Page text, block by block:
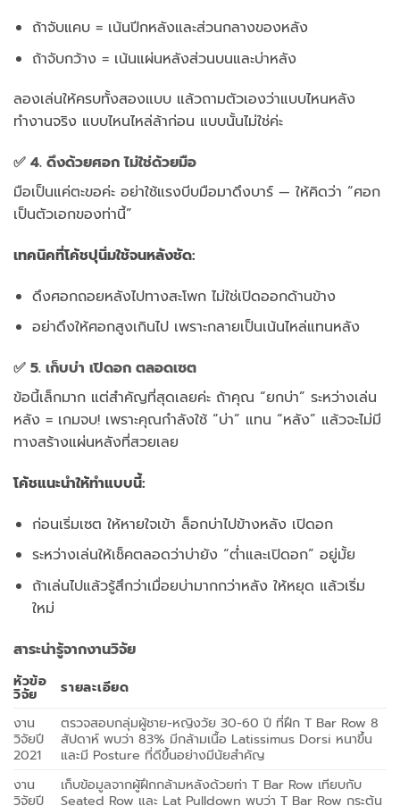
ถ้าจับแคบ = เน้นปีกหลังและส่วนกลางของหลัง
ถ้าจับกว้าง = เน้นแผ่นหลังส่วนบนและบ่าหลัง
ลองเล่นให้ครบทั้งสองแบบ แล้วถามตัวเองว่าแบบไหนหลัง
ทำงานจริง แบบไหนไหล่ล้าก่อน แบบนั้นไม่ใช่ค่ะ
✅ 4. ดึงด้วยศอก ไม่ใช่ด้วยมือ
มือเป็นแค่ตะขอค่ะ อย่าใช้แรงบีบมือมาดึงบาร์ — ให้คิดว่า “ศอก
เป็นตัวเอกของท่านี้”
เทคนิคที่โค้ชปุนิ่มใช้จนหลังชัด:
ดึงศอกถอยหลังไปทางสะโพก ไม่ใช่เปิดออกด้านข้าง
อย่าดึงให้ศอกสูงเกินไป เพราะกลายเป็นเน้นไหล่แทนหลัง
✅ 5. เก็บบ่า เปิดอก ตลอดเซต
ข้อนี้เล็กมาก แต่สำคัญที่สุดเลยค่ะ ถ้าคุณ “ยกบ่า” ระหว่างเล่น
หลัง = เกมจบ! เพราะคุณกำลังใช้ “บ่า” แทน “หลัง” แล้วจะไม่มี
ทางสร้างแผ่นหลังที่สวยเลย
โค้ชแนะนำให้ทำแบบนี้:
ก่อนเริ่มเซต ให้หายใจเข้า ล็อกบ่าไปข้างหลัง เปิดอก
ระหว่างเล่นให้เช็คตลอดว่าบ่ายัง “ต่ำและเปิดอก” อยู่มั้ย
ถ้าเล่นไปแล้วรู้สึกว่าเมื่อยบ่ามากกว่าหลัง ให้หยุด แล้วเริ่ม
ใหม่
สาระน่ารู้จากงานวิจัย
หัวข้อ
วิจัย
รายละเอียด
งาน
วิจัยปี
2021
ตรวจสอบกลุ่มผู้ชาย-หญิงวัย 30-60 ปี ที่ฝึก T Bar Row 8
สัปดาห์ พบว่า 83% มีกล้ามเนื้อ Latissimus Dorsi หนาขึ้น
และมี Posture ที่ดีขึ้นอย่างมีนัยสำคัญ
งาน
วิจัยปี
เก็บข้อมูลจากผู้ฝึกกล้ามหลังด้วยท่า T Bar Row เทียบกับ
Seated Row และ Lat Pulldown พบว่า T Bar Row กระตุ้น